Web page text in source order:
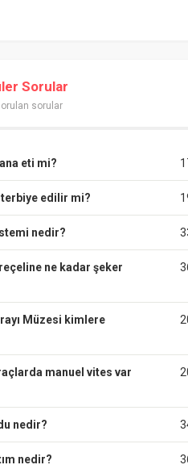
Sorular
sorular
eti mi?
edilir mi?
nedir?
ne kadar şeker
Müzesi kimlere
manuel vites var
nedir?
nedir?